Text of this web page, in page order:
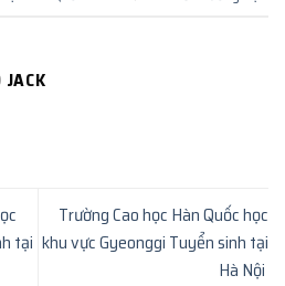
JACK
tại
Trường Cao học Hàn Quốc học
khu vực Gyeonggi Tuyển sinh tại
Hà Nội